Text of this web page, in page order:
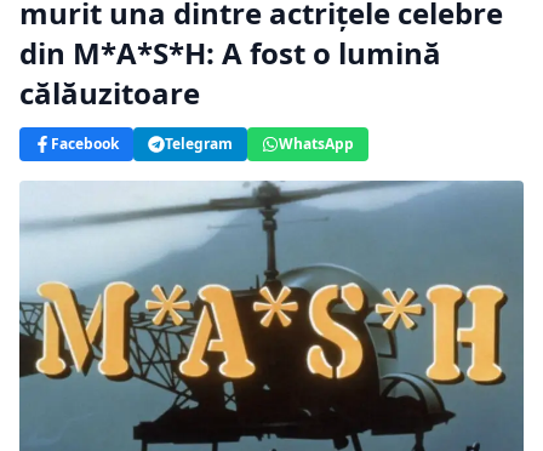
murit una dintre actrițele celebre
din M*A*S*H: A fost o lumină
călăuzitoare
Facebook Telegram WhatsApp